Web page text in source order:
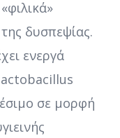
δυσπεψίας.
ενεργά
σε μορφή